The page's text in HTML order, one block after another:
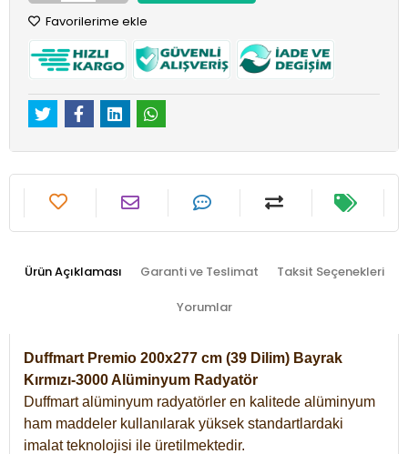
Favorilerime ekle
Ürün Açıklaması Garanti ve Teslimat Taksit Seçenekleri
Yorumlar
Duffmart Premio 200x277 cm (39 Dilim) Bayrak
Kırmızı-3000 Alüminyum Radyatör
Duffmart alüminyum radyatörler en kalitede alüminyum
ham maddeler kullanılarak yüksek standartlardaki
imalat teknolojisi ile üretilmektedir.